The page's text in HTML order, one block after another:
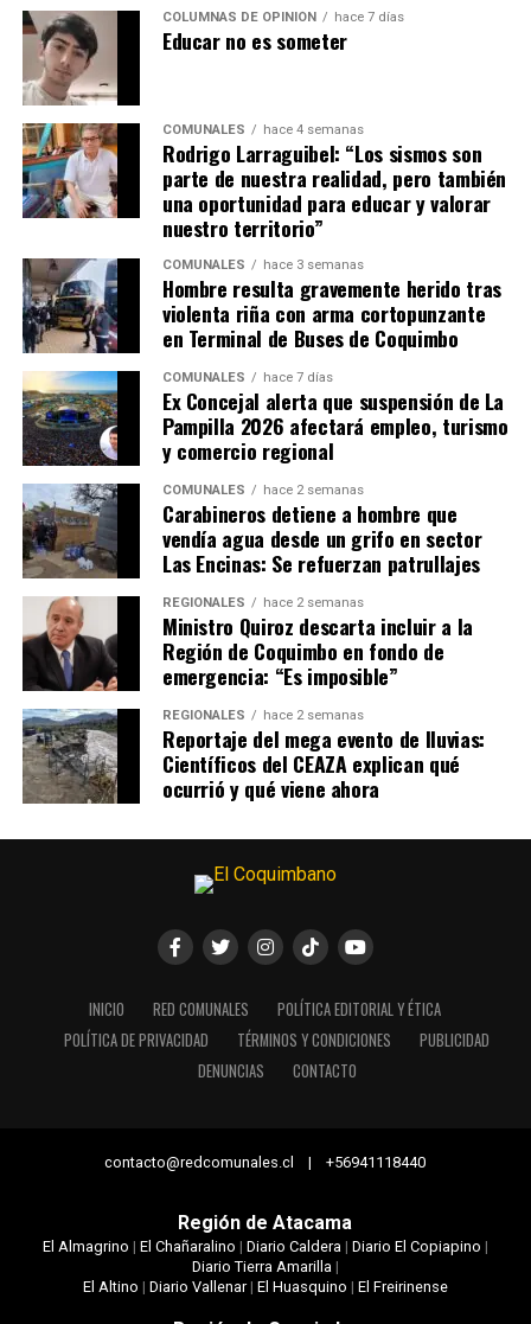
COLUMNAS DE OPINIÓN hace 7 días
Educar no es someter
COMUNALES hace 4 semanas
Rodrigo Larraguibel: “Los sismos son
parte de nuestra realidad, pero también
una oportunidad para educar y valorar
nuestro territorio”
COMUNALES hace 3 semanas
Hombre resulta gravemente herido tras
violenta riña con arma cortopunzante
en Terminal de Buses de Coquimbo
COMUNALES hace 7 días
Ex Concejal alerta que suspensión de La
Pampilla 2026 afectará empleo, turismo
y comercio regional
COMUNALES hace 2 semanas
Carabineros detiene a hombre que
vendía agua desde un grifo en sector
Las Encinas: Se refuerzan patrullajes
REGIONALES hace 2 semanas
Ministro Quiroz descarta incluir a la
Región de Coquimbo en fondo de
emergencia: “Es imposible”
REGIONALES hace 2 semanas
Reportaje del mega evento de lluvias:
Científicos del CEAZA explican qué
ocurrió y qué viene ahora
INICIO RED COMUNALES
POLÍTICA EDITORIAL Y ÉTICA
POLÍTICA DE PRIVACIDAD
TÉRMINOS Y CONDICIONES
PUBLICIDAD
DENUNCIAS
CONTACTO
contacto@redcomunales.cl | +56941118440
Región de Atacama
El Almagrino | El Chañaralino | Diario Caldera| Diario El Copiapino |
Diario Tierra Amarilla|
El Altino | Diario Vallenar| El Huasquino | El Freirinense